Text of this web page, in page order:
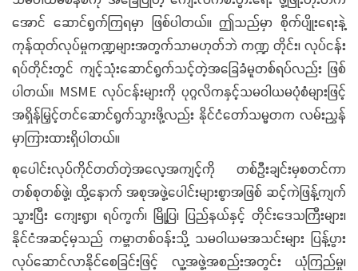
အောင် ဆောင်ရွက်ကြရမှာ ဖြစ်ပါတယ်။ ဤသည်မှာ စိုက်ပျိုးရေးနဲ့
ကုန်ထုတ်လုပ်မှုကဏ္ဍများအတွက်သာမဟုတ်ဘဲ ကဏ္ဍ တိုင်း၊ လုပ်ငန်း
ရပ်တိုင်းတွင် ကျင့်သုံးဆောင်ရွက်သင့်တဲ့အခြေခံမူတစ်ရပ်လည်း ဖြစ်
ပါတယ်။ MSME လုပ်ငန်းများကို ပုဂ္ဂလိကနှင့်သမဝါယမပုံစံများဖြင့်
အရှိန်မြှင့်တင်ဆောင်ရွက်သွားဖို့လည်း နိုင်ငံတော်သမ္မတက လမ်းညွှန်
မှာကြားထားရှိပါတယ်။
စုပေါင်းလုပ်ကိုင်တတ်တဲ့အလေ့အကျင့်ကို တစ်ဦးချင်းမှစတင်ကာ
တစ်စုတစ်ဖွဲ့၊ ထို့နောက် အစုအဖွဲ့ပေါင်းများစွာအဖြစ် ဆင့်ကဲဖြန့်ကျက်
သွားပြီး ကျေးရွာ၊ ရပ်ကွက်၊ မြို့ပြ၊ ပြည်နယ်နှင့် တိုင်းဒေသကြီးများ၊
နိုင်ငံအဆင့်မှသည် ကမ္ဘာတစ်ဝန်းသို့ သမဝါယမအသင်းများ ပြန့်ပွား
လုပ်ဆောင်လာနိုင်စေခြင်းဖြင့် လူ့အဖွဲ့အစည်းအတွင်း ယုံကြည်မှု၊